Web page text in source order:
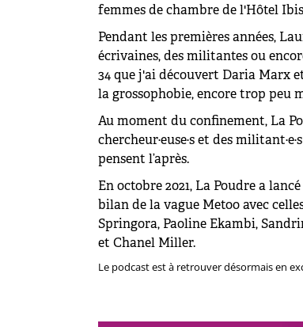
femmes de chambre de l'Hôtel
Pendant les premières années,
écrivaines, des militantes ou
34 que j'ai découvert Daria Marx
la grossophobie, encore trop peu
Au moment du confinement, La
chercheur·euse·s et des
pensent l’après.
En octobre 2021, La Poudre a
bilan de la vague Metoo avec
Springora, Paoline Ekambi,
et Chanel Miller.
Le podcast est à retrouver désormais en